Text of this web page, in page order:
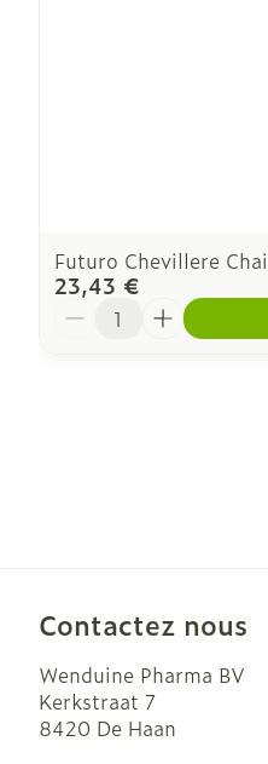
Futuro Chevillere
23,43 €
Quantité
Contactez nous
Wenduine Pharma BV
Kerkstraat 7
8420 De Haan